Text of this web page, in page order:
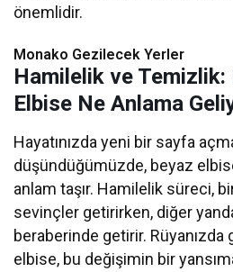
önemlidir.
Monako Gezilecek Yerler
Hamilelik ve Temizlik:
Elbise Ne Anlama
Hayatınızda yeni bir sayfa
düşündüğümüzde, beyaz
anlam taşır. Hamilelik süreci,
sevinçler getirirken, diğer
beraberinde getirir.
elbise, bu değişimin bir